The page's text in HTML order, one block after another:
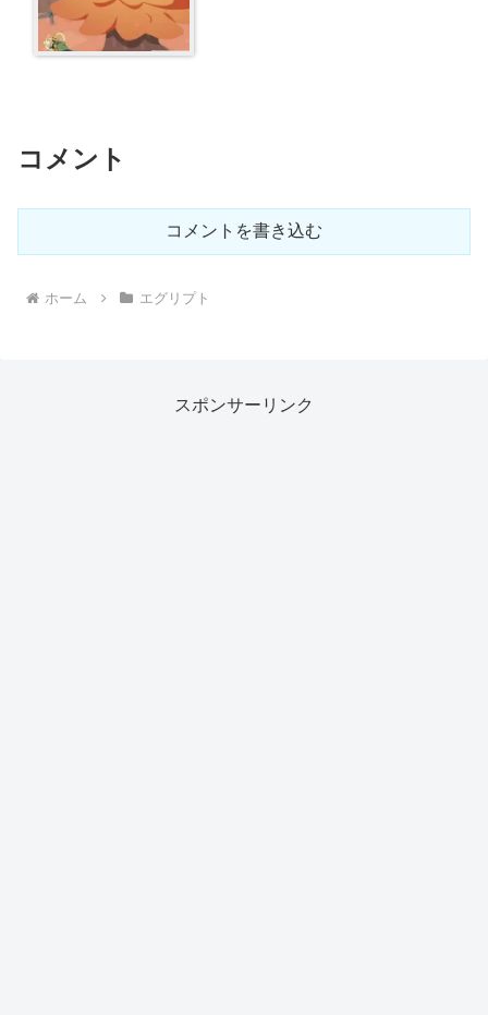
コメント
コメントを書き込む
ホーム エグリプト
スポンサーリンク